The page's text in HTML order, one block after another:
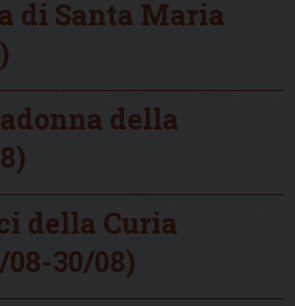
di Santa Maria
della
della Curia
30/08)